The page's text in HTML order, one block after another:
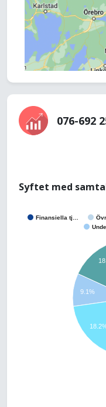
076-692
Syftet med
Finansiella tj…
9.1%